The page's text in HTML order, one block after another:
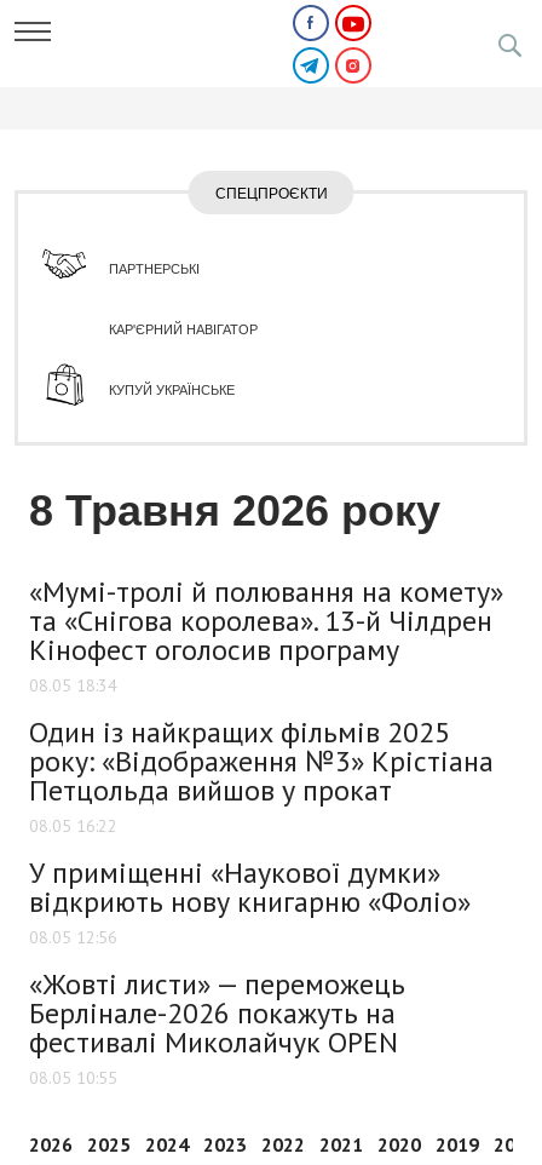
СПЕЦПРОЄКТИ
ПАРТНЕРСЬКІ
КАР'ЄРНИЙ НАВІГАТОР
КУПУЙ УКРАЇНСЬКЕ
8 Травня 2026 року
«Мумі-тролі й полювання на комету»
та «Снігова королева». 13-й Чілдрен
Кінофест оголосив програму
08.05 18:34
Один із найкращих фільмів 2025
року: «Відображення №3» Крістіана
Петцольда вийшов у прокат
08.05 16:22
У приміщенні «Наукової думки»
відкриють нову книгарню «Фоліо»
08.05 12:56
«Жовті листи» — переможець
Берлінале-2026 покажуть на
фестивалі Миколайчук OPEN
08.05 10:55
2026 2025 2024 2023 2022 2021 2020 2019 2018